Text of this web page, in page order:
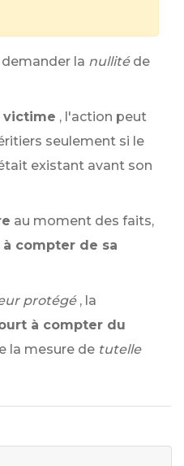
la nullité de
victime , l'action peut
seulement si le
existant avant son
au moment des faits,
compter de sa
protégé , la
à compter du
la mesure de tutelle